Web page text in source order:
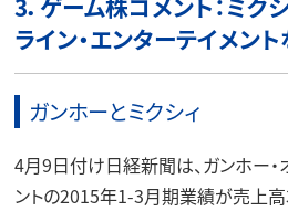
ライン・エンターテイメン
ガンホーとミクシィ
4月9日付け日経新聞は、ガンホー・
ントの2015年1-3月期業績が売上